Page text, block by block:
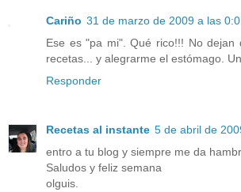
Cariño 31 de marzo de 2009 a las
Ese es "pa mi". Qué rico!!! No dejan
recetas... y alegrarme el estómago.
Responder
Recetas al instante 5 de abril de
entro a tu blog y siempre me da
Saludos y feliz semana
olguis.